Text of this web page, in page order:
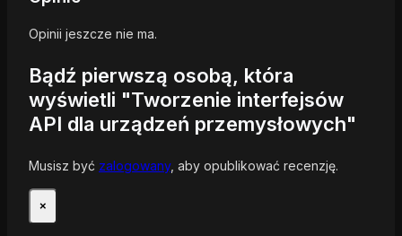
Opinii jeszcze nie ma.
Bądź pierwszą osobą, która
wyświetli "Tworzenie interfejsów
API dla urządzeń przemysłowych"
Musisz być zalogowany, aby opublikować recenzję.
×